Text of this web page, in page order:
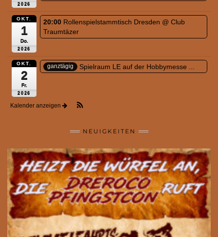
2026
OKT.
1
Do.
2026
20:00 Rollenspielstammtisch Dresden @ Club
Traumtäzer
OKT.
2
Fr.
2026
ganztägig Spielraum LE auf der Hobbymesse ...
Kalender anzeigen
NEUIGKEITEN